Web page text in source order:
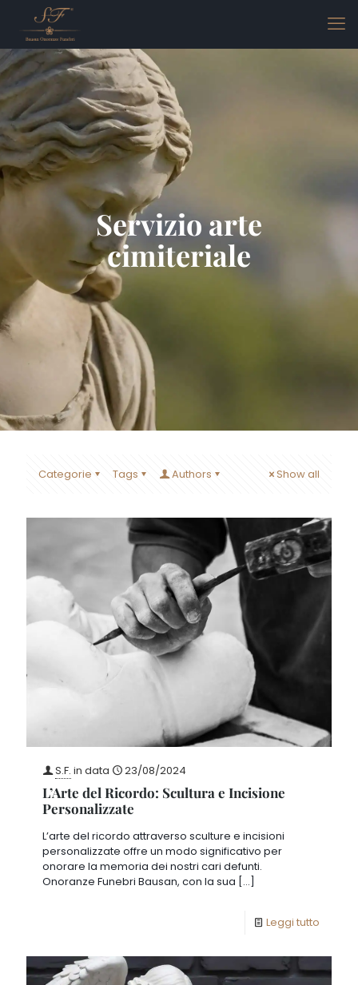
Servizio arte
cimiteriale
Categorie Tags Authors Show all
S.F. in data 23/08/2024
L’Arte del Ricordo: Scultura e Incisione
Personalizzate
L’arte del ricordo attraverso sculture e incisioni
personalizzate offre un modo significativo per
onorare la memoria dei nostri cari defunti.
Onoranze Funebri Bausan, con la sua […]
Leggi tutto